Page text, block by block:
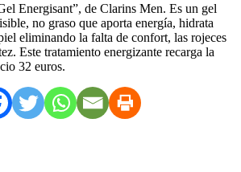
Energisant”, de Clarins Men. Es un gel
no graso que aporta energía, hidrata
eliminando la falta de confort, las rojeces
Este tratamiento energizante recarga la
32 euros.